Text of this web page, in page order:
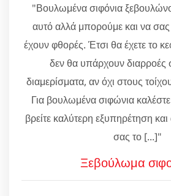
"Βουλωμένα σιφόνια
αυτό αλλά μπορούμε και να
έχουν φθορές. Έτσι θα έχετε το
δεν θα υπάρχουν διαρροές
διαμερίσματα, αν όχι στους
Για βουλωμένα σιφώνια
βρείτε καλύτερη εξυπηρέτηση
σας το [...]"
Ξεβούλωμα